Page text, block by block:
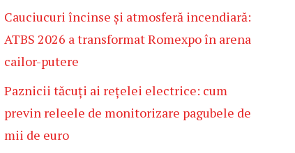
Cauciucuri încinse și atmosferă incendiară:
ATBS 2026 a transformat Romexpo în arena
cailor-putere
Paznicii tăcuți ai rețelei electrice: cum
previn releele de monitorizare pagubele de
mii de euro